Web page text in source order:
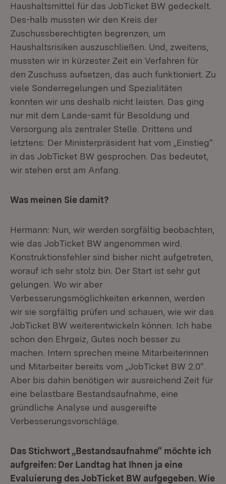
Haushaltsmittel für das JobTicket BW gedeckelt.
Des-halb mussten wir den Kreis der
Zuschussberechtigten begrenzen, um
Haushaltsrisiken auszuschließen. Und, zweitens,
mussten wir in kürzester Zeit ein Verfahren für
den Zuschuss aufsetzen, das auch funktioniert. Zu
viele Sonderregelungen und Spezialitäten
konnten wir uns deshalb nicht leisten. Das ging
nur mit dem Lande-samt für Besoldung und
Versorgung als zentraler Stelle. Drittens und
letztens: Der Ministerpräsident hat vom „Einstieg“
in das JobTicket BW gesprochen. Das bedeutet,
wir stehen erst am Anfang.
Was meinen Sie damit?
Hermann: Nun, wir werden sorgfältig beobachten,
wie das JobTicket BW angenommen wird.
Konstruktionsfehler sind bisher nicht aufgetreten,
worauf ich sehr stolz bin. Der Start ist sehr gut
gelungen. Wo wir aber
Verbesserungsmöglichkeiten erkennen, werden
wir sie sorgfältig prüfen und schauen, wie wir das
JobTicket BW weiterentwickeln können. Ich habe
schon den Ehrgeiz, Gutes noch besser zu
machen. Intern sprechen meine Mitarbeiterinnen
und Mitarbeiter bereits vom „JobTicket BW 2.0“.
Aber bis dahin benötigen wir ausreichend Zeit für
eine belastbare Bestandsaufnahme, eine
gründliche Analyse und ausgereifte
Verbesserungsvorschläge.
Das Stichwort „Bestandsaufnahme“ möchte ich
aufgreifen: Der Landtag hat Ihnen ja eine
Evaluierung des JobTicket BW aufgegeben. Wie